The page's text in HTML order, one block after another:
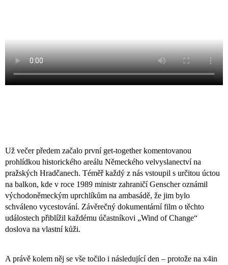
Už večer předem začalo první get-together komentovanou
prohlídkou historického areálu Německého velvyslanectví na
pražských Hradčanech. Téměř každý z nás vstoupil s určitou úctou
na balkon, kde v roce 1989 ministr zahraničí Genscher oznámil
východoněmeckým uprchlíkům na ambasádě, že jim bylo
schváleno vycestování. Závěrečný dokumentární film o těchto
událostech přiblížil každému účastníkovi „Wind of Change“
doslova na vlastní kůži.
A právě kolem něj se vše točilo i následující den – protože na x4in